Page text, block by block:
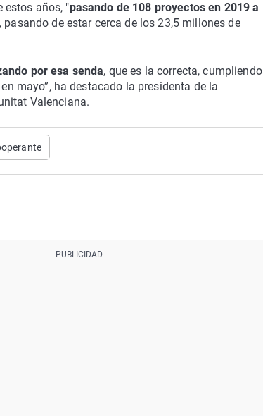
años, "pasando de 108 proyectos en 2019 a
de estar cerca de los 23,5 millones de
por esa senda, que es la correcta, cumpliendo
mayo”, ha destacado la presidenta de la
Valenciana.